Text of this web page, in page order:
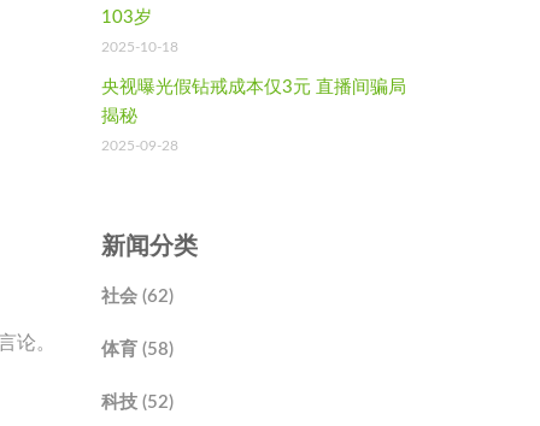
论。
103岁
2025-10-18
央视曝光假钻戒成本仅3元 直播间骗局
揭秘
2025-09-28
新闻分类
社会 (62)
体育 (58)
科技 (52)